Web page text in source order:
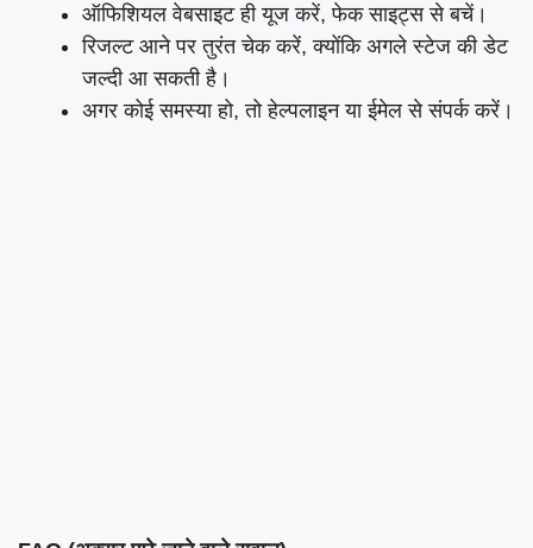
ऑफिशियल वेबसाइट ही यूज करें, फेक साइट्स से बचें।
रिजल्ट आने पर तुरंत चेक करें, क्योंकि अगले स्टेज की डेट
जल्दी आ सकती है।
अगर कोई समस्या हो, तो हेल्पलाइन या ईमेल से संपर्क करें।